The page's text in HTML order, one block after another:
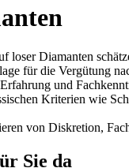
loser Diamanten
für die Vergütung
und
Kriterien wie
von Diskretion,
Sie da